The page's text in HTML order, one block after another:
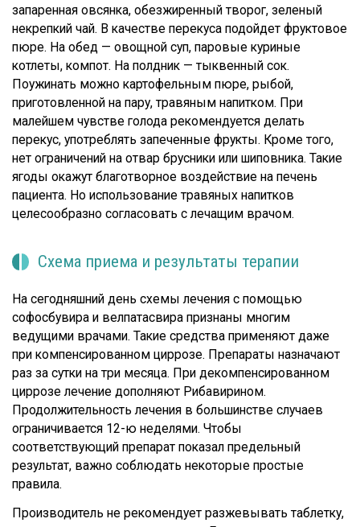
запаренная овсянка, обезжиренный творог, зеленый
некрепкий чай. В качестве перекуса подойдет фруктовое
пюре. На обед — овощной суп, паровые куриные
котлеты, компот. На полдник — тыквенный сок.
Поужинать можно картофельным пюре, рыбой,
приготовленной на пару, травяным напитком. При
малейшем чувстве голода рекомендуется делать
перекус, употреблять запеченные фрукты. Кроме того,
нет ограничений на отвар брусники или шиповника. Такие
ягоды окажут благотворное воздействие на печень
пациента. Но использование травяных напитков
целесообразно согласовать с лечащим врачом.
Схема приема и результаты терапии
На сегодняшний день схемы лечения с помощью
софосбувира и велпатасвира признаны многим
ведущими врачами. Такие средства применяют даже
при компенсированном циррозе. Препараты назначают
раз за сутки на три месяца. При декомпенсированном
циррозе лечение дополняют Рибавирином.
Продолжительность лечения в большинстве случаев
ограничивается 12-ю неделями. Чтобы
соответствующий препарат показал предельный
результат, важно соблюдать некоторые простые
правила.
Производитель не рекомендует разжевывать таблетку,